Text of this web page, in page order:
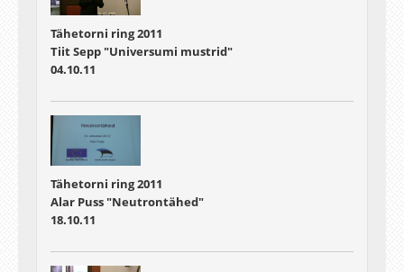
Tähetorni ring 2011
Tiit Sepp "Universumi mustrid"
04.10.11
Tähetorni ring 2011
Alar Puss "Neutrontähed"
18.10.11